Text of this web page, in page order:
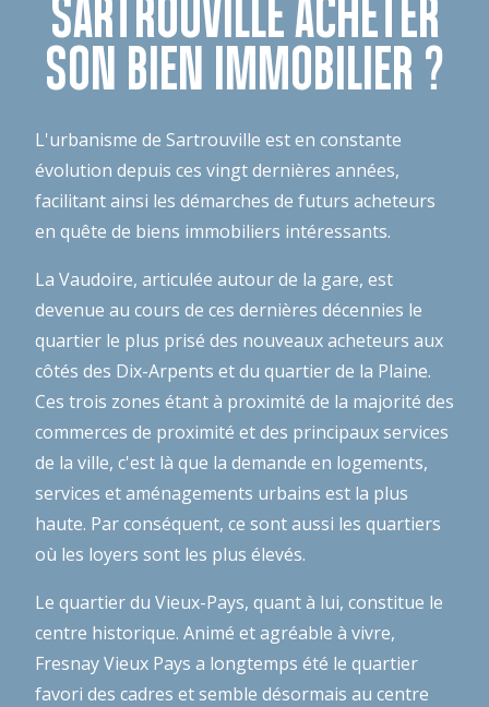
SARTROUVILLE ACHETER
SON BIEN IMMOBILIER ?
L'urbanisme de Sartrouville est en constante
évolution depuis ces vingt dernières années,
facilitant ainsi les démarches de futurs acheteurs
en quête de biens immobiliers intéressants.
La Vaudoire, articulée autour de la gare, est
devenue au cours de ces dernières décennies le
quartier le plus prisé des nouveaux acheteurs aux
côtés des Dix-Arpents et du quartier de la Plaine.
Ces trois zones étant à proximité de la majorité des
commerces de proximité et des principaux services
de la ville, c'est là que la demande en logements,
services et aménagements urbains est la plus
haute. Par conséquent, ce sont aussi les quartiers
où les loyers sont les plus élevés.
Le quartier du Vieux-Pays, quant à lui, constitue le
centre historique. Animé et agréable à vivre,
Fresnay Vieux Pays a longtemps été le quartier
favori des cadres et semble désormais au centre